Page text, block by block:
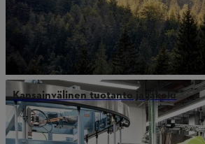
Kansainvälinen tuotanto ja jakelu